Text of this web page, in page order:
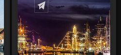
Écrire un commentaire